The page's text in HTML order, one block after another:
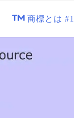
商標とは #1